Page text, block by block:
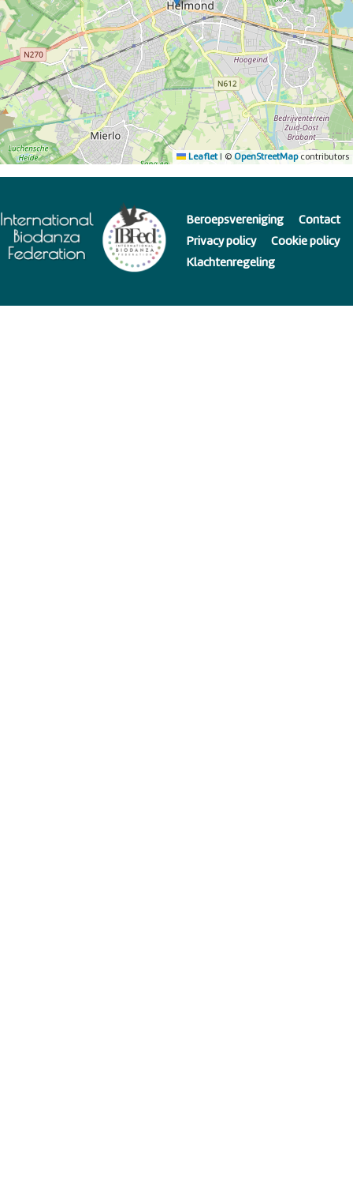
Leaflet © OpenStreetMapcontributors
Beroepsvereniging
Contact
Privacy policy
Cookie policy
Klachtenregeling